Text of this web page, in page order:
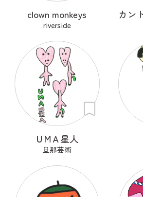
clown monkeys
riverside
ＵМＡ星人
旦那芸術